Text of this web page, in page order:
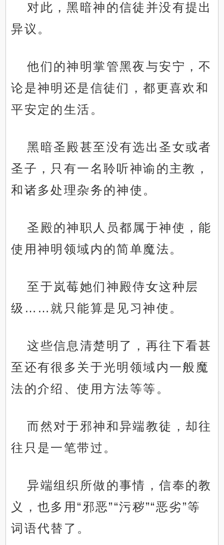
对此，黑暗神的信徒并没有提出
异议。
他们的神明掌管黑夜与安宁，不
论是神明还是信徒们，都更喜欢和
平安定的生活。
黑暗圣殿甚至没有选出圣女或者
圣子，只有一名聆听神谕的主教，
和诸多处理杂务的神使。
圣殿的神职人员都属于神使，能
使用神明领域内的简单魔法。
至于岚莓她们神殿侍女这种层
级……就只能算是见习神使。
这些信息清楚明了，再往下看甚
至还有很多关于光明领域内一般魔
法的介绍、使用方法等等。
而然对于邪神和异端教徒，却往
往只是一笔带过。
异端组织所做的事情，信奉的教
义，也多用“邪恶”“污秽”“恶劣”等
词语代替了。